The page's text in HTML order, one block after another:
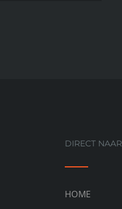
DIRECT NAAR
HOME